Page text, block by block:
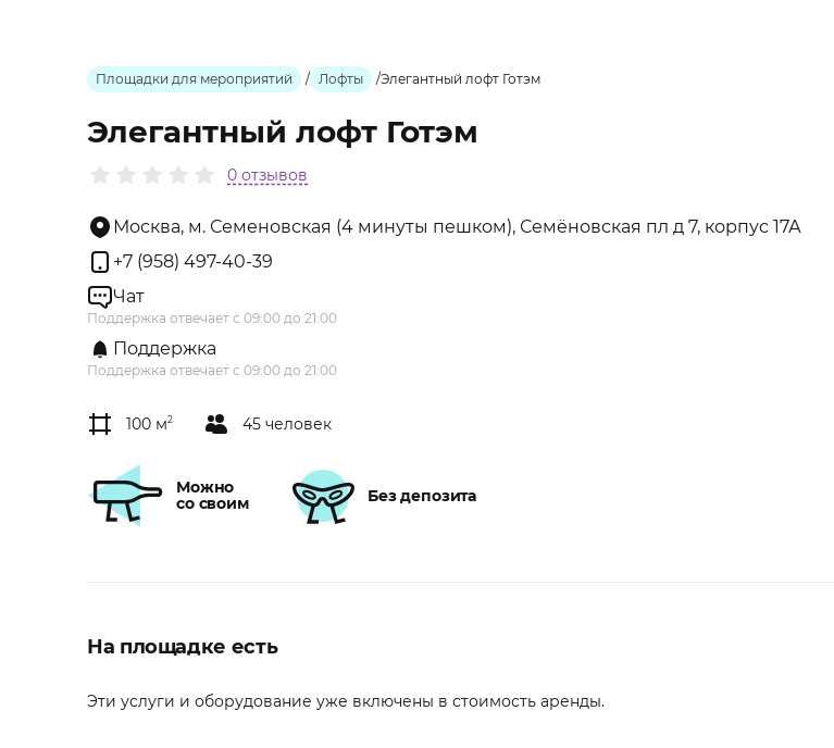
Площадки для мероприятий / Лофты /Элегантный лофт Готэм
Элегантный лофт Готэм
0 отзывов
Москва, м. Семеновская (4 минуты пешком), Семёновская пл д 7, корпус 17А
+7 (958) 497-40-39
Чат
Поддержка отвечает с 09:00 до 21:00
Поддержка
Поддержка отвечает с 09:00 до 21:00
100 м2 45 человек
Можно
со своим
Без депозита
На площадке есть
Эти услуги и оборудование уже включены в стоимость аренды.